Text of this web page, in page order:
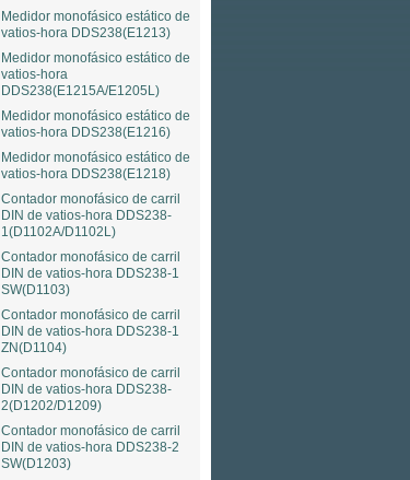
Medidor monofásico estático de
vatios-hora DDS238(E1213)
Medidor monofásico estático de
vatios-hora
DDS238(E1215A/E1205L)
Medidor monofásico estático de
vatios-hora DDS238(E1216)
Medidor monofásico estático de
vatios-hora DDS238(E1218)
Contador monofásico de carril
DIN de vatios-hora DDS238-
1(D1102A/D1102L)
Contador monofásico de carril
DIN de vatios-hora DDS238-1
SW(D1103)
Contador monofásico de carril
DIN de vatios-hora DDS238-1
ZN(D1104)
Contador monofásico de carril
DIN de vatios-hora DDS238-
2(D1202/D1209)
Contador monofásico de carril
DIN de vatios-hora DDS238-2
SW(D1203)